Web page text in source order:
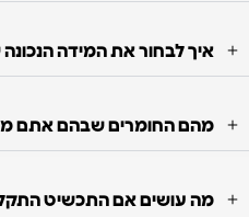
איך לבחור את המידה
מהם החומרים שבהם אתם
מה עושים אם התכשיט